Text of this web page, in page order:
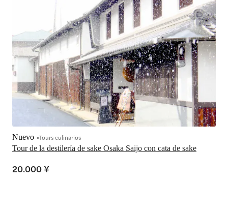
Tour de la destilería de sake Osaka Saijo con cata de sake
Nuevo Tours culinarios
20.000 ¥